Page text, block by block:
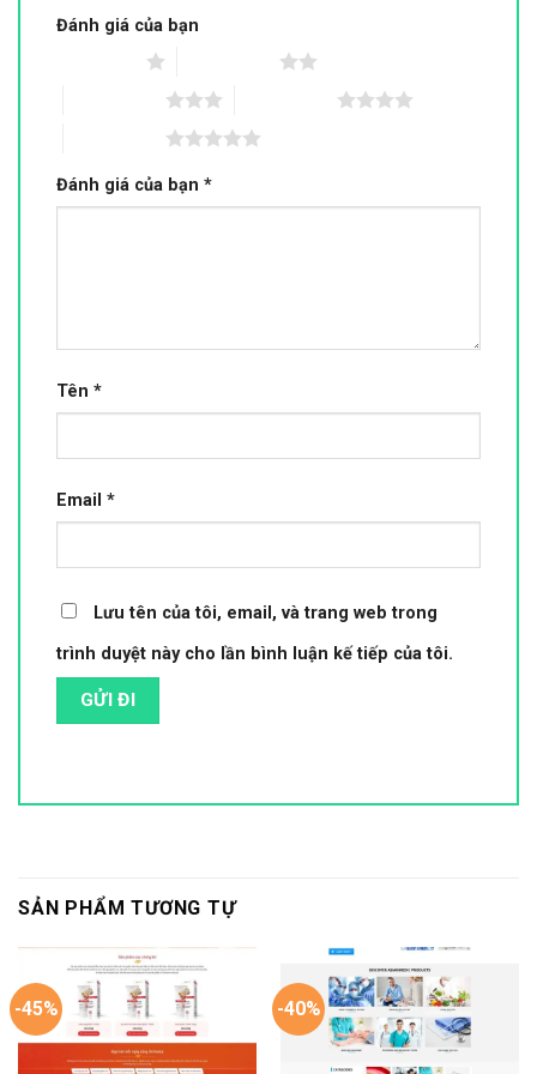
Đánh giá của bạn
Đánh giá của bạn *
Tên *
Email *
Lưu tên của tôi, email, và trang web trong
trình duyệt này cho lần bình luận kế tiếp của tôi.
SẢN PHẨM TƯƠNG TỰ
-45% -40%